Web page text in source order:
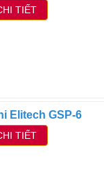
TIẾT
Elitech GSP-6
TIẾT